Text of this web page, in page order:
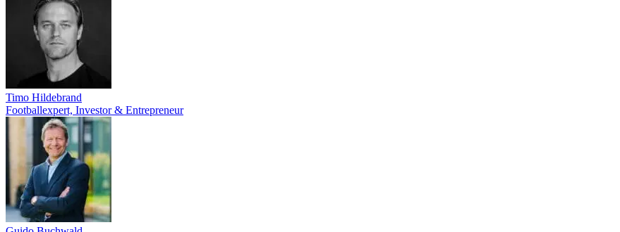
Timo Hildebrand
Footballexpert, Investor & Entrepreneur